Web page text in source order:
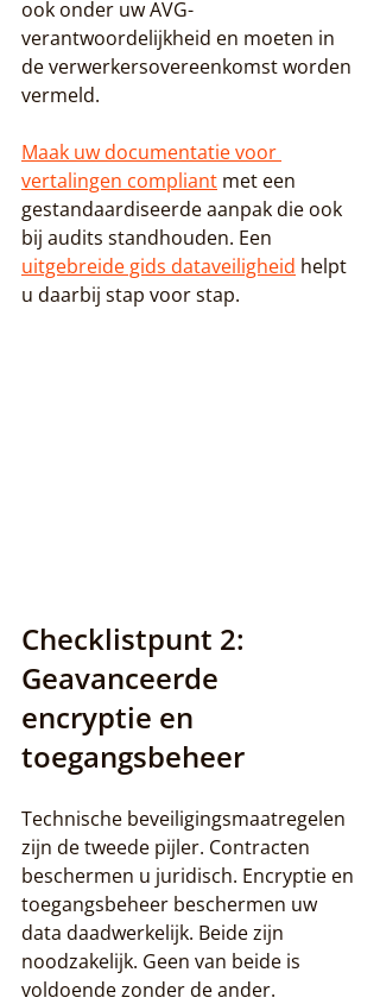
ook onder uw AVG-
verantwoordelijkheid en moeten in
de verwerkersovereenkomst worden
vermeld.
Maak uw documentatie voor
vertalingen compliant met een
gestandaardiseerde aanpak die ook
bij audits standhouden. Een
uitgebreide gids dataveiligheid helpt
u daarbij stap voor stap.
Checklistpunt 2:
Geavanceerde
encryptie en
toegangsbeheer
Technische beveiligingsmaatregelen
zijn de tweede pijler. Contracten
beschermen u juridisch. Encryptie en
toegangsbeheer beschermen uw
data daadwerkelijk. Beide zijn
noodzakelijk. Geen van beide is
voldoende zonder de ander.